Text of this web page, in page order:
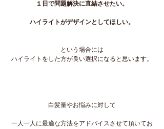
１日で問題解決に直結させたい。
ハイライトがデザインとしてほしい。
という場合には
ハイライトをした方が良い選択になると思います。
白髪量やお悩みに対して
一人一人に最適な方法をアドバイスさせて頂いてお